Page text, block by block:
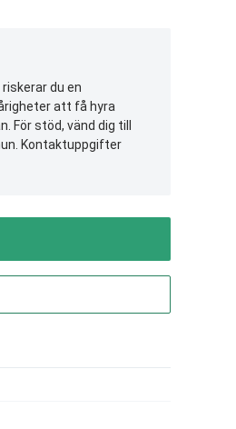
du en
att få hyra
För stöd, vänd dig till
Kontaktuppgifter